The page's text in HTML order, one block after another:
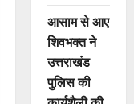
आसाम से आए
शिवभक्त ने
उत्तराखंड
पुलिस की